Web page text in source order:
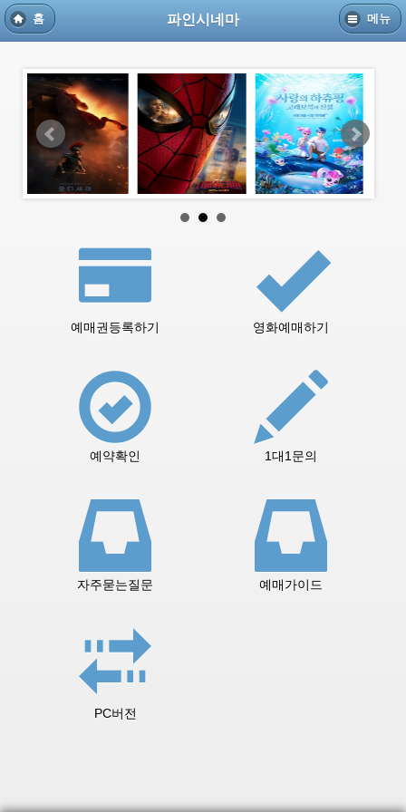
파인시네마
홈 메뉴
예매권등록하기 영화예매하기
예약확인 1대1문의
자주묻는질문 예매가이드
PC버전